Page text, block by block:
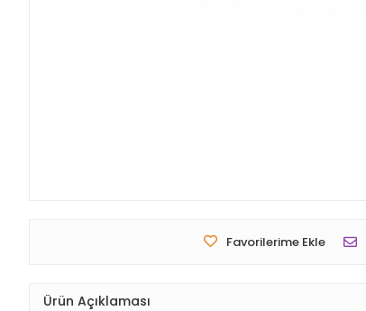
Favorilerime Ekle
Ürün Açıklaması